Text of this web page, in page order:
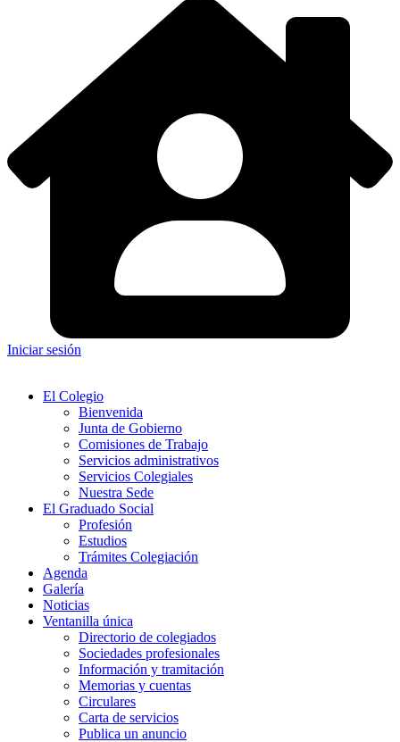
Iniciar sesión
El Colegio
Bienvenida
Junta de Gobierno
Comisiones de Trabajo
Servicios administrativos
Servicios Colegiales
Nuestra Sede
El Graduado Social
Profesión
Estudios
Trámites Colegiación
Agenda
Galería
Noticias
Ventanilla única
Directorio de colegiados
Sociedades profesionales
Información y tramitación
Memorias y cuentas
Circulares
Carta de servicios
Publica un anuncio